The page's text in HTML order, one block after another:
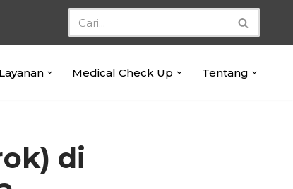
Layanan Medical Check Up Tentang
di